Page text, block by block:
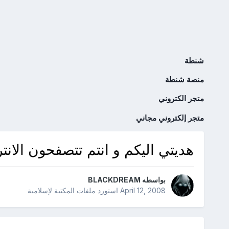
شنطة
منصة شنطة
متجر الكتروني
متجر إلكتروني مجاني
هديتي اليكم و انتم تتصفحون
بواسطه BLACKDREAM
April 12, 2008استورد ملفات المكتبة لإسلامية